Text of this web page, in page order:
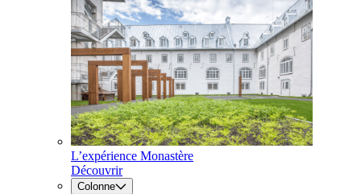
L’expérience Monastère
Découvrir
Colonne